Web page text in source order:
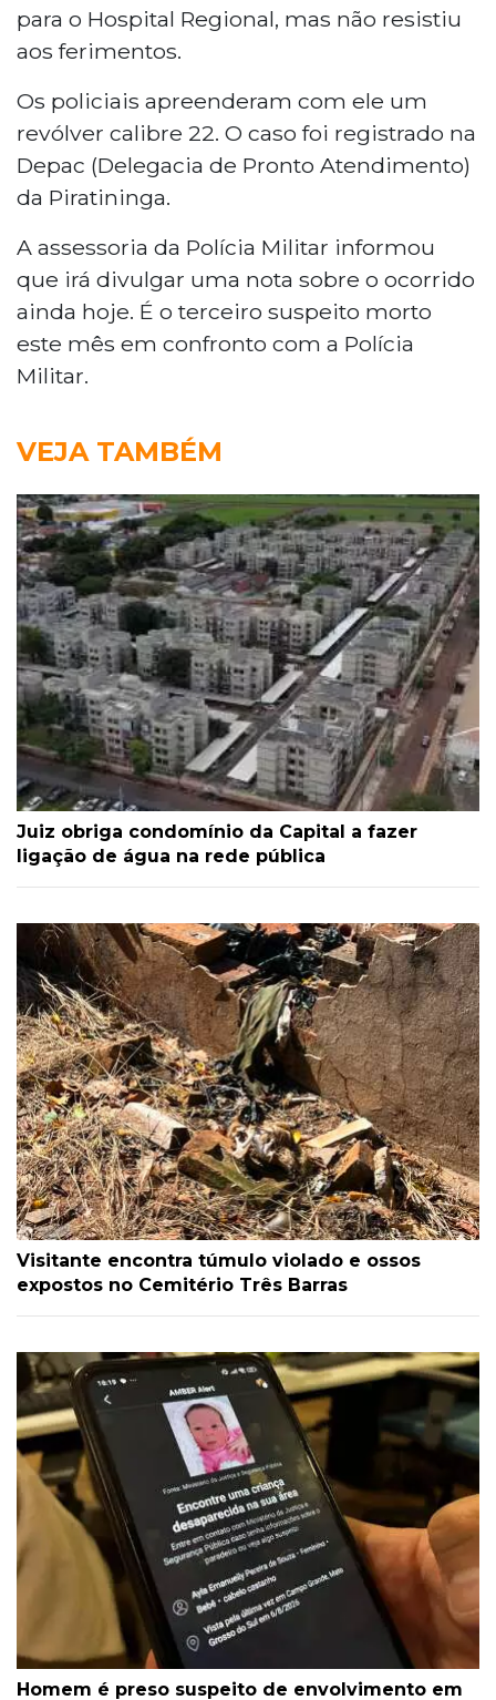
para o Hospital Regional, mas não resistiu
aos ferimentos.
Os policiais apreenderam com ele um
revólver calibre 22. O caso foi registrado na
Depac (Delegacia de Pronto Atendimento)
da Piratininga.
A assessoria da Polícia Militar informou
que irá divulgar uma nota sobre o ocorrido
ainda hoje. É o terceiro suspeito morto
este mês em confronto com a Polícia
Militar.
VEJA TAMBÉM
Juiz obriga condomínio da Capital a fazer
ligação de água na rede pública
Visitante encontra túmulo violado e ossos
expostos no Cemitério Três Barras
Homem é preso suspeito de envolvimento em